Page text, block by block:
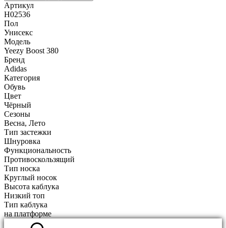
Артикул
H02536
Пол
Унисекс
Модель
Yeezy Boost 380
Бренд
Adidas
Категория
Обувь
Цвет
Чёрный
Сезоны
Весна, Лето
Тип застежки
Шнуровка
Функциональность
Противоскользящий
Тип носка
Круглый носок
Высота каблука
Низкий топ
Тип каблука
на платформе